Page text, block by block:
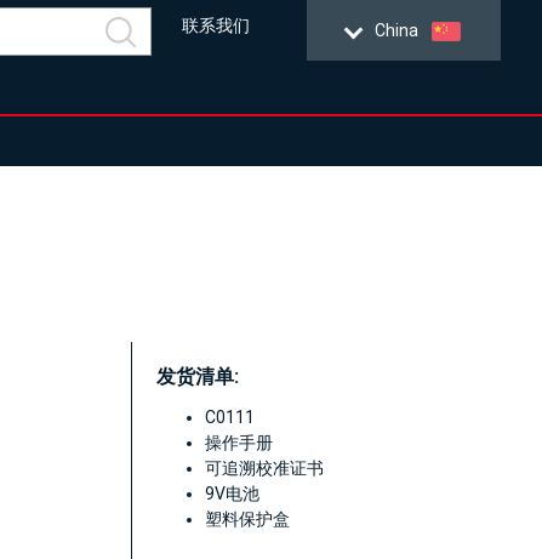
China
联系我们
发货清单:
C0111
操作手册
可追溯校准证书
9V电池
塑料保护盒